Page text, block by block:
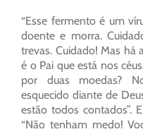
“Esse fermento é um
doente e morra.
trevas. Cuidado! Mas há
é o Pai que está nos
por duas moedas?
esquecido diante de
estão todos contados”.
“Não tenham medo!